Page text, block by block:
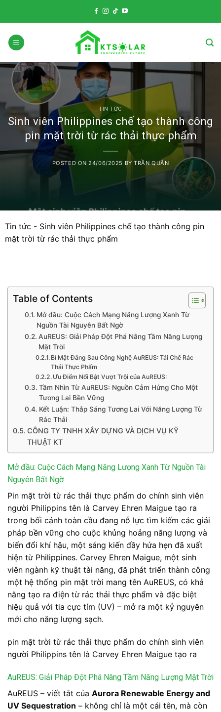
TIN TỨC
Sinh viên Philippines chế tạo thành công
pin mặt trời từ rác thải thực phẩm
POSTED ON24/06/2025 BYTRẦN QUÂN
Tin tức - Sinh viên Philippines chế tạo thành công pin
mặt trời từ rác thải thực phẩm
Table of Contents
Mở đầu: Cuộc Cách Mạng Năng Lượng Xanh Từ
Nguồn Tài Nguyên Bất Ngờ
AuREUS: Giải Pháp Đột Phá Nâng Tầm Năng Lượng
Mặt Trời
Bí Mật Đằng Sau Công Nghệ AuREUS: Tái Chế Rác
Thải Thực Phẩm
Ưu Điểm Nổi Bật Vượt Trội của AuREUS:
Tầm Nhìn Từ AuREUS: Nguồn Cảm Hứng Cho Một
Tương Lai Bền Vững
Kết Luận: Thắp Sáng Tương Lai Với Năng Lượng Từ
Rác Thải
CÔNG TY TNHH XÂY DỰNG VÀ DỊCH VỤ KỸ
THUẬT KT
Mở đầu: Cuộc Cách Mạng Năng Lượng Xanh Từ Nguồn Tài
Nguyên Bất Ngờ
Pin mặt trời từ rác thải thực phẩm do chính sinh viên
người Philippins tên là Carvey Ehren Maigue tạo ra
trong bối cảnh toàn cầu đang nỗ lực tìm kiếm các giải
pháp bền vững cho cuộc khủng hoảng năng lượng và
biến đổi khí hậu, một sáng kiến đầy hứa hẹn đã xuất
hiện từ Philippines. Carvey Ehren Maigue, một sinh
viên ngành kỹ thuật tài năng, đã phát triển thành công
một hệ thống pin mặt trời mang tên AuREUS, có khả
năng tạo ra điện từ rác thải thực phẩm và đặc biệt
hiệu quả với tia cực tím (UV) – mở ra một kỷ nguyên
mới cho năng lượng sạch.
pin mặt trời từ rác thải thực phẩm do chính sinh viên
người Philippins tên là Carvey Ehren Maigue tạo ra
AuREUS: Giải Pháp Đột Phá Nâng Tầm Năng Lượng Mặt Trời
AuREUS – viết tắt của Aurora Renewable Energy and
UV Sequestration – không chỉ là một cái tên, mà còn